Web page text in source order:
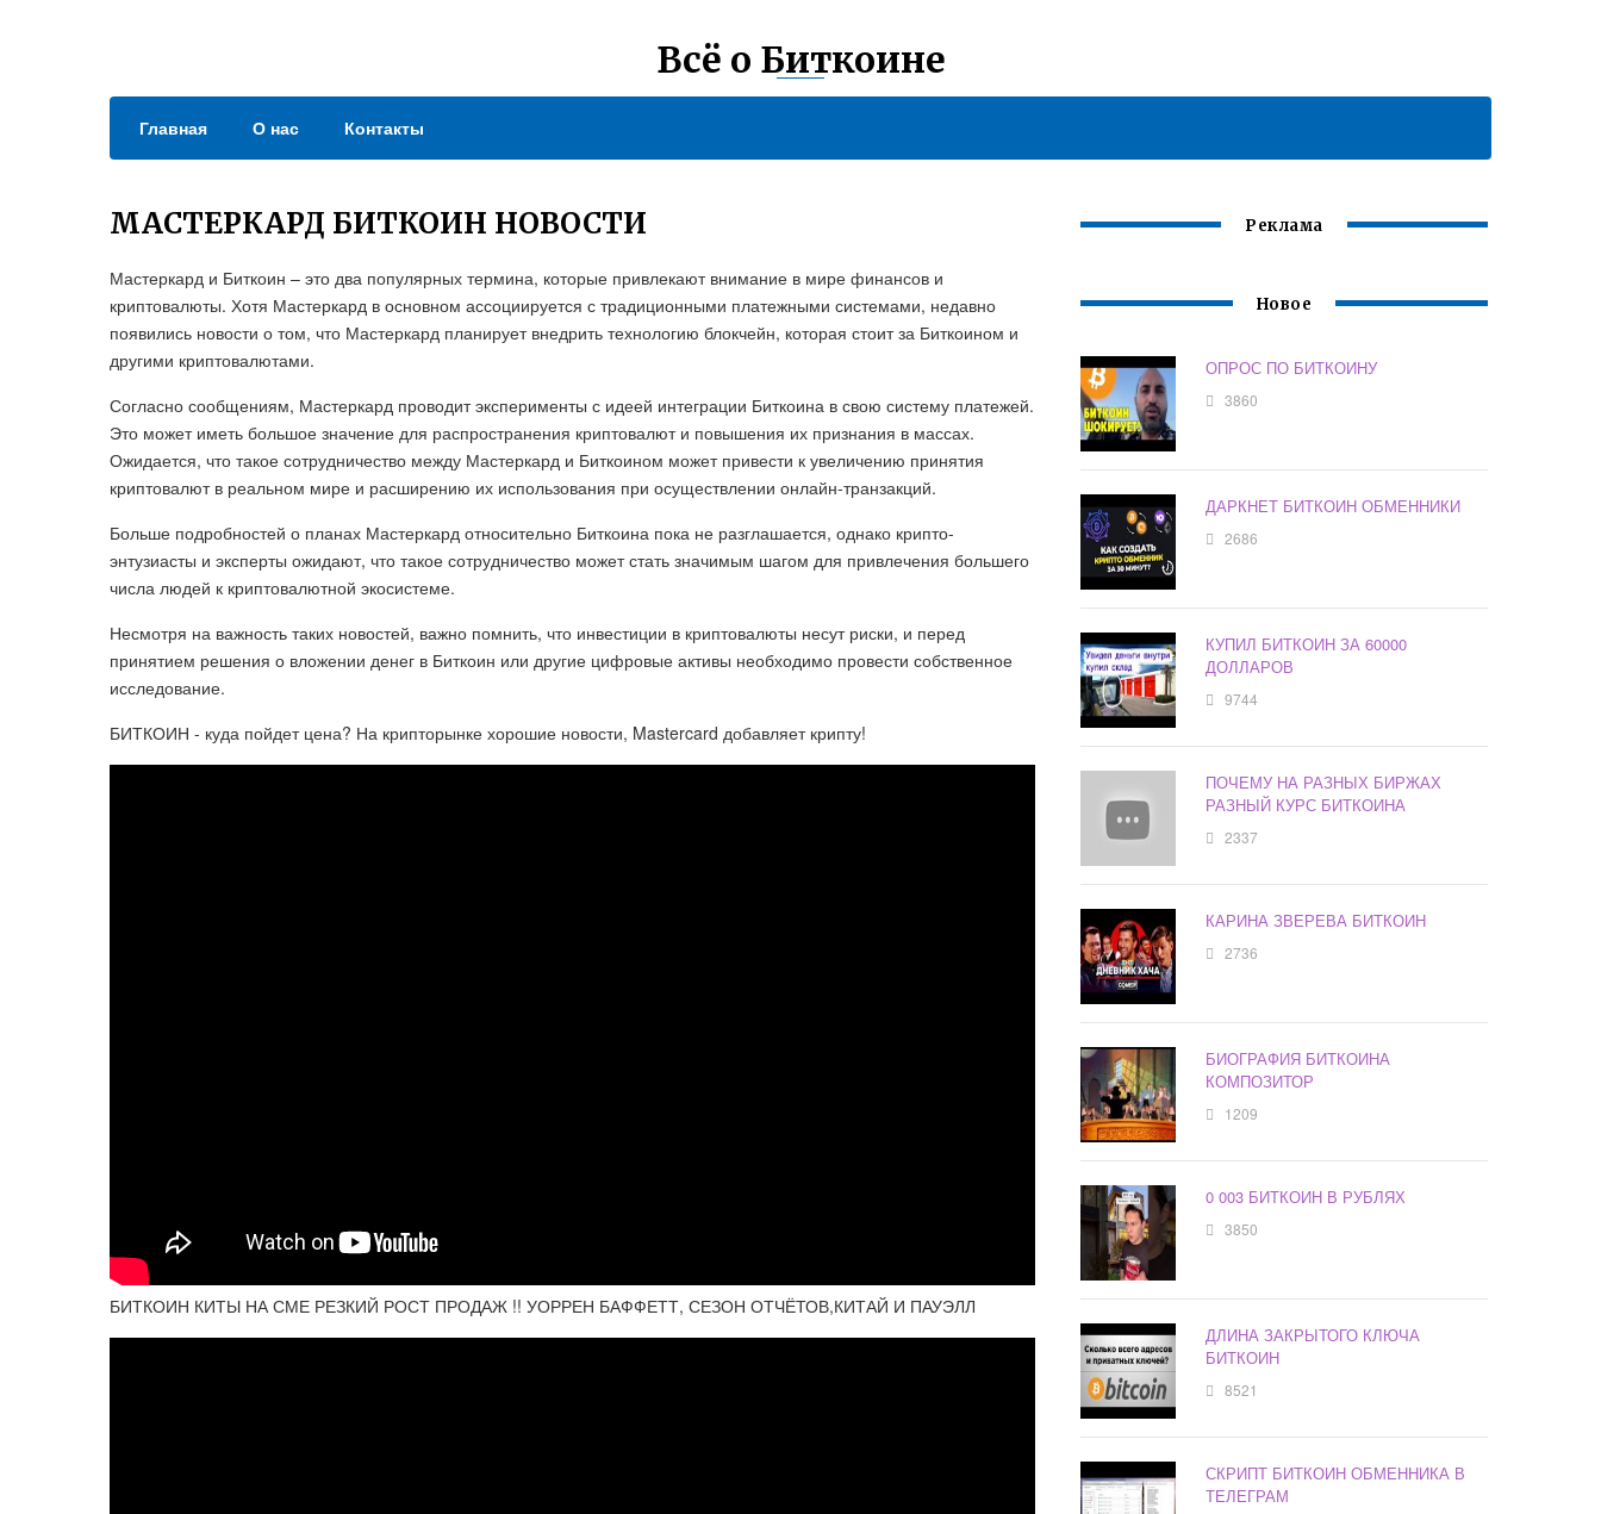
Всё о Биткоине
Главная О нас Контакты
МАСТЕРКАРД БИТКОИН НОВОСТИ
Мастеркард и Биткоин – это два популярных термина, которые привлекают внимание в мире финансов и
криптовалюты. Хотя Мастеркард в основном ассоциируется с традиционными платежными системами, недавно
появились новости о том, что Мастеркард планирует внедрить технологию блокчейн, которая стоит за Биткоином и
другими криптовалютами.
Согласно сообщениям, Мастеркард проводит эксперименты с идеей интеграции Биткоина в свою систему платежей.
Это может иметь большое значение для распространения криптовалют и повышения их признания в массах.
Ожидается, что такое сотрудничество между Мастеркард и Биткоином может привести к увеличению принятия
криптовалют в реальном мире и расширению их использования при осуществлении онлайн-транзакций.
Больше подробностей о планах Мастеркард относительно Биткоина пока не разглашается, однако крипто-
энтузиасты и эксперты ожидают, что такое сотрудничество может стать значимым шагом для привлечения большего
числа людей к криптовалютной экосистеме.
Несмотря на важность таких новостей, важно помнить, что инвестиции в криптовалюты несут риски, и перед
принятием решения о вложении денег в Биткоин или другие цифровые активы необходимо провести собственное
исследование.
БИТКОИН - куда пойдет цена? На крипторынке хорошие новости, Mastercard добавляет крипту!
БИТКОИН КИТЫ НА СМЕ РЕЗКИЙ РОСТ ПРОДАЖ !! УОРРЕН БАФФЕТТ, СЕЗОН ОТЧЁТОВ,КИТАЙ И ПАУЭЛЛ
Реклама
Новое
ОПРОС ПО БИТКОИНУ
3860
ДАРКНЕТ БИТКОИН ОБМЕННИКИ
2686
КУПИЛ БИТКОИН ЗА 60000
ДОЛЛАРОВ
9744
ПОЧЕМУ НА РАЗНЫХ БИРЖАХ
РАЗНЫЙ КУРС БИТКОИНА
2337
КАРИНА ЗВЕРЕВА БИТКОИН
2736
БИОГРАФИЯ БИТКОИНА
КОМПОЗИТОР
1209
0 003 БИТКОИН В РУБЛЯХ
3850
ДЛИНА ЗАКРЫТОГО КЛЮЧА
БИТКОИН
8521
СКРИПТ БИТКОИН ОБМЕННИКА В
ТЕЛЕГРАМ